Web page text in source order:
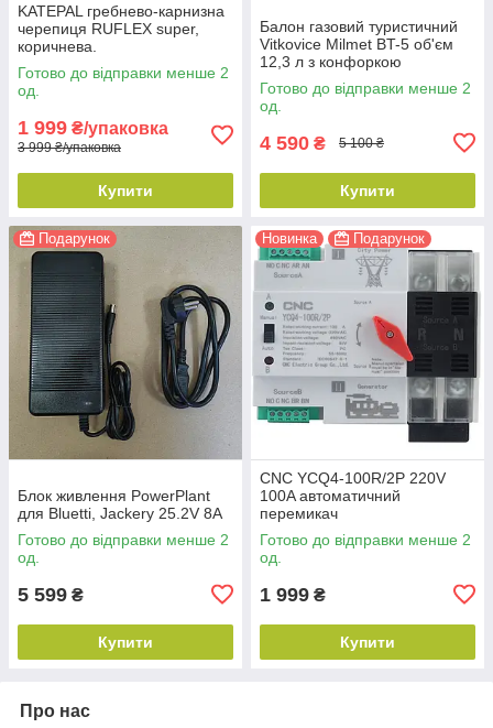
KATEPAL гребнево-карнизна
черепиця RUFLEX super,
коричнева.
Готово до відправки менше 2
од.
1 999 ₴/упаковка
3 999 ₴/упаковка
Купити
Балон газовий туристичний
Vitkovice Milmet BT-5 об'єм
12,3 л з конфоркою
Готово до відправки менше 2
од.
4 590 ₴ 5 100 ₴
Купити
Подарунок
Блок живлення PowerPlant
для Bluetti, Jackery 25.2V 8A
Готово до відправки менше 2
од.
5 599 ₴
Купити
Новинка Подарунок
CNC YCQ4-100R/2P 220V
100A автоматичний
перемикач
Готово до відправки менше 2
од.
1 999 ₴
Купити
Про нас